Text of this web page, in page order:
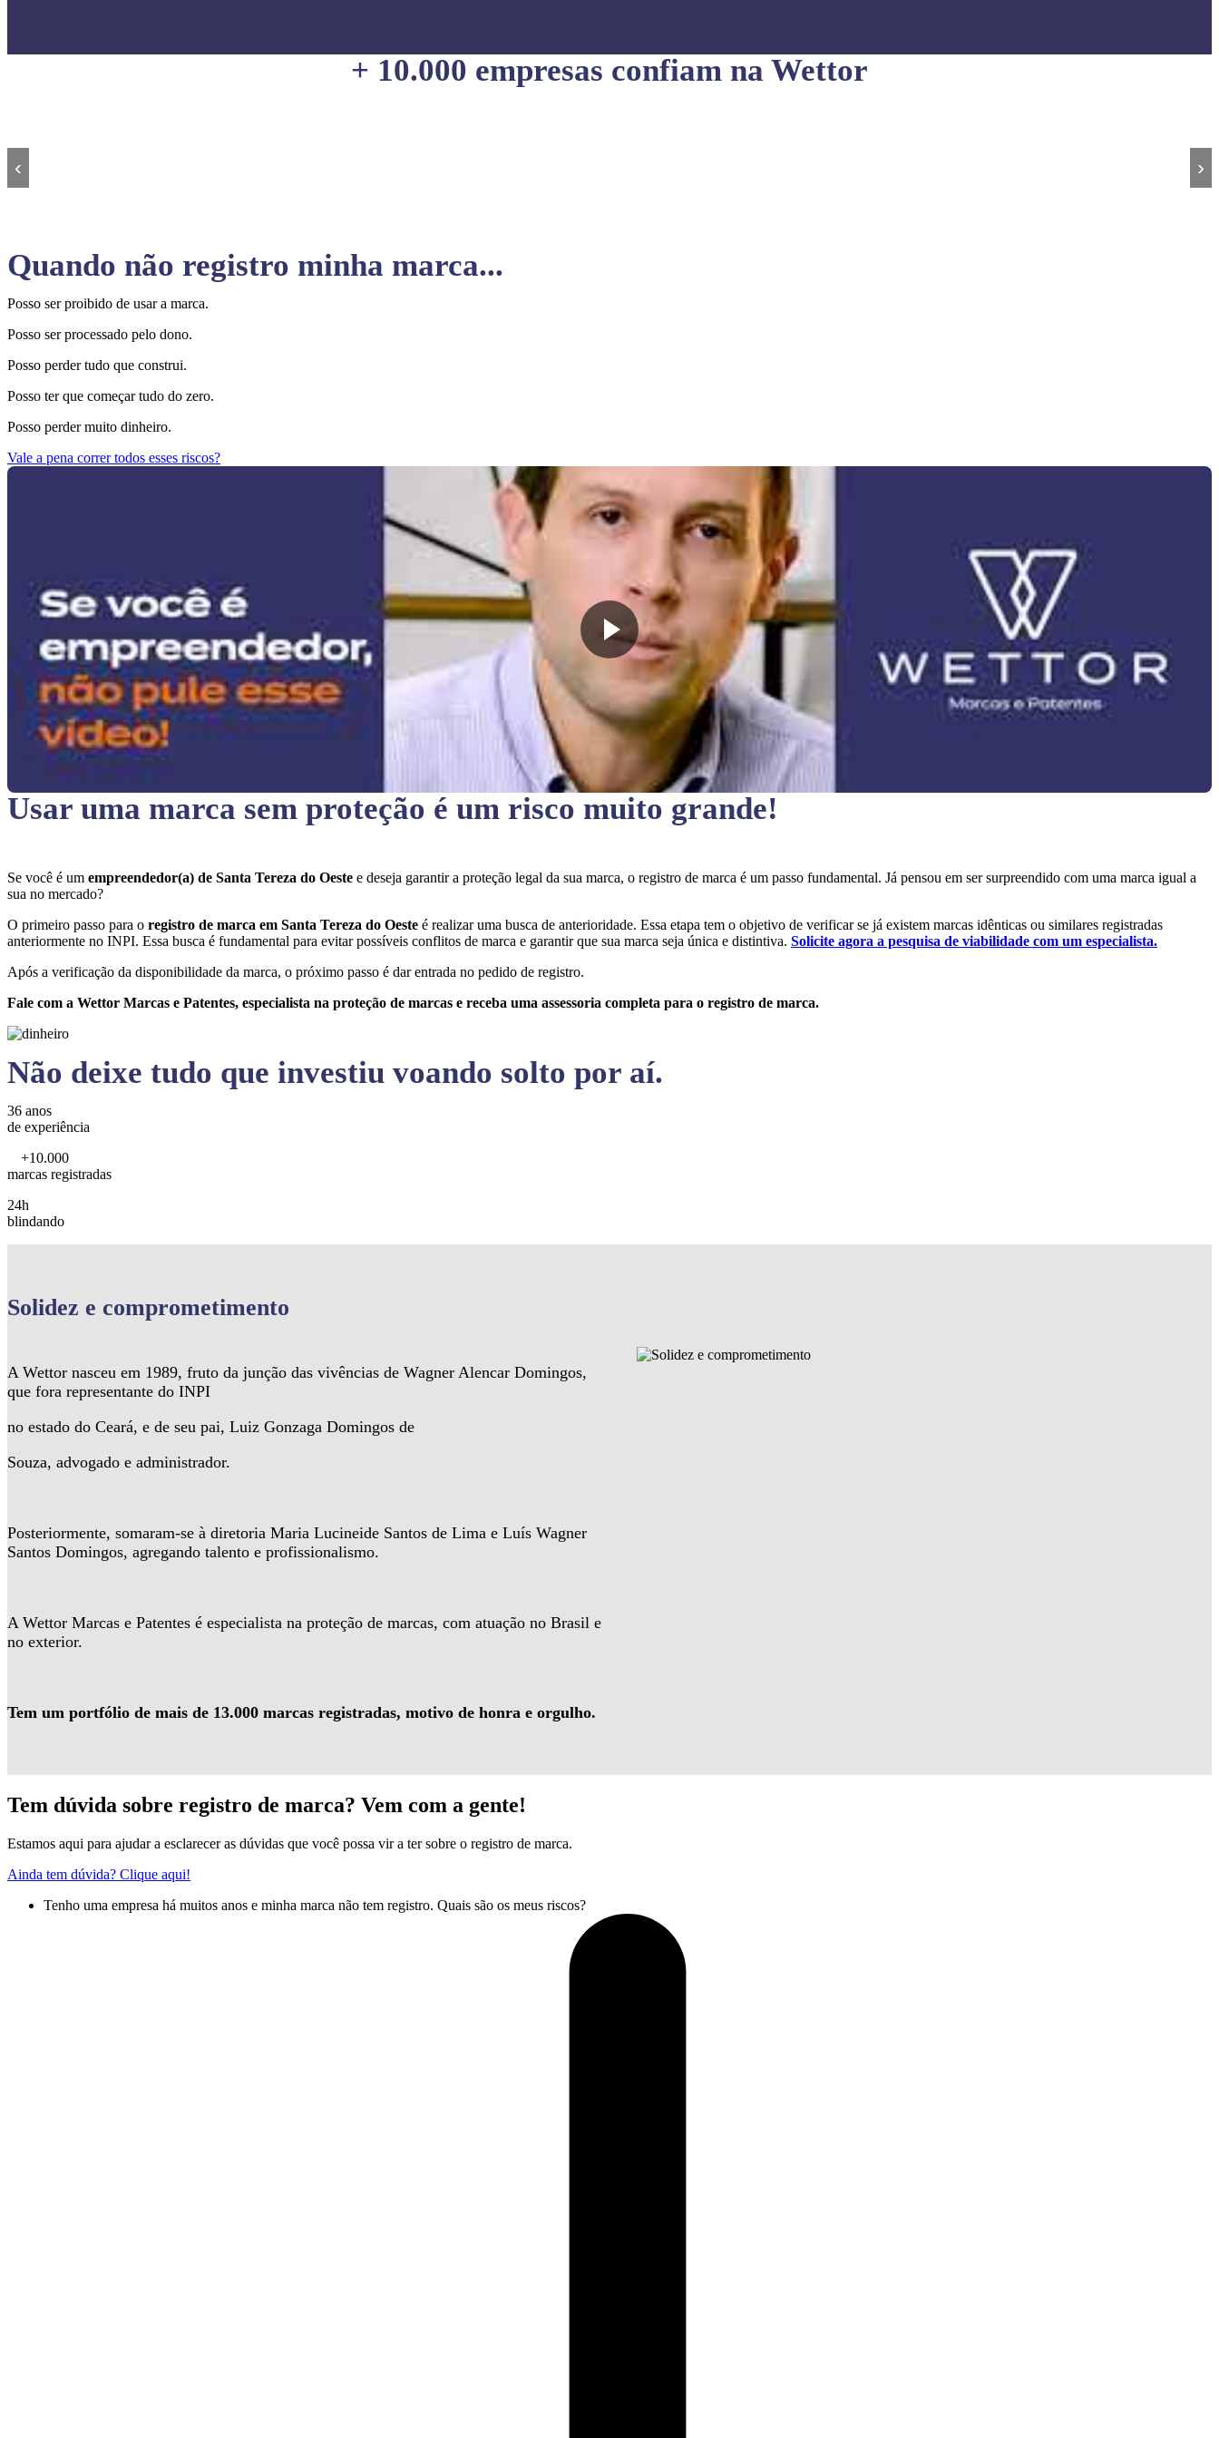
+ 10.000 empresas confiam na Wettor
‹ ›
Quando não registro minha marca...
Posso ser proibido de usar a marca.
Posso ser processado pelo dono.
Posso perder tudo que construi.
Posso ter que começar tudo do zero.
Posso perder muito dinheiro.
Vale a pena correr todos esses riscos?
Usar uma marca sem proteção é um risco muito grande!
Se você é um empreendedor(a) de Santa Tereza do Oeste e deseja garantir a proteção legal da sua marca, o registro de marca é um passo fundamental. Já pensou em ser surpreendido com uma marca igual a
sua no mercado?
O primeiro passo para o registro de marca em Santa Tereza do Oeste é realizar uma busca de anterioridade. Essa etapa tem o objetivo de verificar se já existem marcas idênticas ou similares registradas
anteriormente no INPI. Essa busca é fundamental para evitar possíveis conflitos de marca e garantir que sua marca seja única e distintiva. Solicite agora a pesquisa de viabilidade com um especialista.
Após a verificação da disponibilidade da marca, o próximo passo é dar entrada no pedido de registro.
Fale com a Wettor Marcas e Patentes, especialista na proteção de marcas e receba uma assessoria completa para o registro de marca.
Não deixe tudo que investiu voando solto por aí.
36 anos
de experiência
+10.000
marcas registradas
24h
blindando
Solidez e comprometimento
A Wettor nasceu em 1989, fruto da junção das vivências de Wagner Alencar Domingos,
que fora representante do INPI
no estado do Ceará, e de seu pai, Luiz Gonzaga Domingos de
Souza, advogado e administrador.
Posteriormente, somaram-se à diretoria Maria Lucineide Santos de Lima e Luís Wagner
Santos Domingos, agregando talento e profissionalismo.
A Wettor Marcas e Patentes é especialista na proteção de marcas, com atuação no Brasil e
no exterior.
Tem um portfólio de mais de 13.000 marcas registradas, motivo de honra e orgulho.
Tem dúvida sobre registro de marca? Vem com a gente!
Estamos aqui para ajudar a esclarecer as dúvidas que você possa vir a ter sobre o registro de marca.
Ainda tem dúvida? Clique aqui!
Tenho uma empresa há muitos anos e minha marca não tem registro. Quais são os meus riscos?